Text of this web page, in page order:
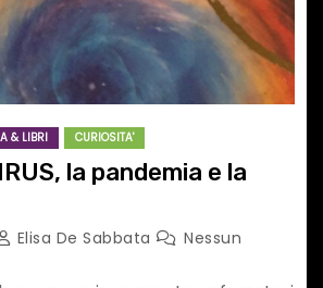
& LIBRI CURIOSITA'
la pandemia e la
Elisa De Sabbata
Nessun